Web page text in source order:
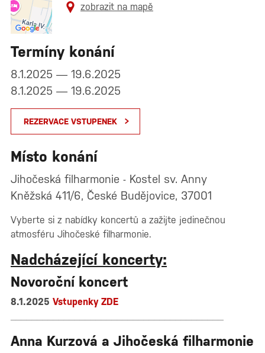
zobrazit na mapě
Termíny konání
8.1.2025 — 19.6.2025
8.1.2025 — 19.6.2025
REZERVACE VSTUPENEK
Místo konání
Jihočeská filharmonie - Kostel sv. Anny
Kněžská 411/6, České Budějovice, 37001
Vyberte si z nabídky koncertů a zažijte jedinečnou
atmosféru Jihočeské filharmonie.
Nadcházející koncerty:
Novoroční koncert
8.1.2025 Vstupenky ZDE
Anna Kurzová a Jihočeská filharmonie